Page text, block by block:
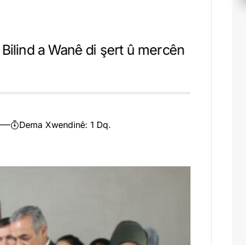
a Wanê di şert û mercên
Dema Xwendinê: 1 Dq.